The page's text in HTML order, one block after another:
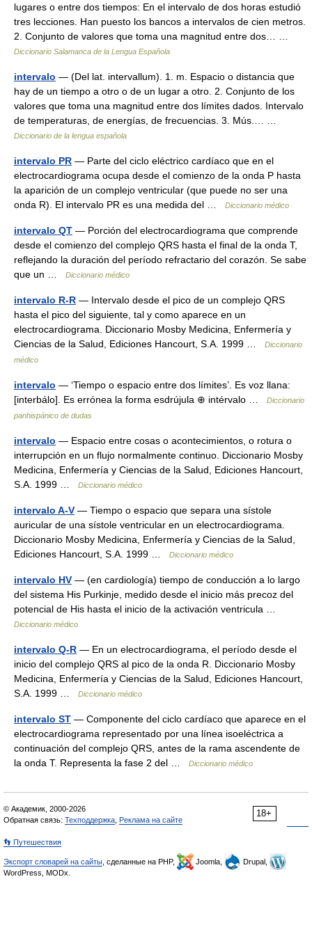
lugares o entre dos tiempos: En el intervalo de dos horas estudió
tres lecciones. Han puesto los bancos a intervalos de cien metros.
2. Conjunto de valores que toma una magnitud entre dos… …
Diccionario Salamanca de la Lengua Española
intervalo — (Del lat. intervallum). 1. m. Espacio o distancia que
hay de un tiempo a otro o de un lugar a otro. 2. Conjunto de los
valores que toma una magnitud entre dos límites dados. Intervalo
de temperaturas, de energías, de frecuencias. 3. Mús.… …
Diccionario de la lengua española
intervalo PR — Parte del ciclo eléctrico cardíaco que en el
electrocardiograma ocupa desde el comienzo de la onda P hasta
la aparición de un complejo ventricular (que puede no ser una
onda R). El intervalo PR es una medida del …
Diccionario médico
intervalo QT — Porción del electrocardiograma que comprende
desde el comienzo del complejo QRS hasta el final de la onda T,
reflejando la duración del período refractario del corazón. Se sabe
que un …
Diccionario médico
intervalo R-R — Intervalo desde el pico de un complejo QRS
hasta el pico del siguiente, tal y como aparece en un
electrocardiograma. Diccionario Mosby Medicina, Enfermería y
Ciencias de la Salud, Ediciones Hancourt, S.A. 1999 …
Diccionario
médico
intervalo — ‘Tiempo o espacio entre dos límites’. Es voz llana:
[interbálo]. Es errónea la forma esdrújula ⊕ intérvalo …
Diccionario
panhispánico de dudas
intervalo — Espacio entre cosas o acontecimientos, o rotura o
interrupción en un flujo normalmente continuo. Diccionario Mosby
Medicina, Enfermería y Ciencias de la Salud, Ediciones Hancourt,
S.A. 1999 …
Diccionario médico
intervalo A-V — Tiempo o espacio que separa una sístole
auricular de una sístole ventricular en un electrocardiograma.
Diccionario Mosby Medicina, Enfermería y Ciencias de la Salud,
Ediciones Hancourt, S.A. 1999 …
Diccionario médico
intervalo HV — (en cardiología) tiempo de conducción a lo largo
del sistema His Purkinje, medido desde el inicio más precoz del
potencial de His hasta el inicio de la activación ventricula …
Diccionario médico
intervalo Q-R — En un electrocardiograma, el período desde el
inicio del complejo QRS al pico de la onda R. Diccionario Mosby
Medicina, Enfermería y Ciencias de la Salud, Ediciones Hancourt,
S.A. 1999 …
Diccionario médico
intervalo ST — Componente del ciclo cardíaco que aparece en el
electrocardiograma representado por una línea isoeléctrica a
continuación del complejo QRS, antes de la rama ascendente de
la onda T. Representa la fase 2 del …
Diccionario médico
18+
© Академик, 2000-2026
Обратная связь: Техподдержка Реклама на сайте
👣 Путешествия
Экспорт словарей на сайты , сделанные на PHP, Joomla,
Drupal,
WordPress, MODx.